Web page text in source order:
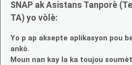
SNAP ak Asistans Tanporè
TA) yo vòlè:
Yo p ap aksepte aplikasyon pou
ankò.
Moun nan kay la ka toujou